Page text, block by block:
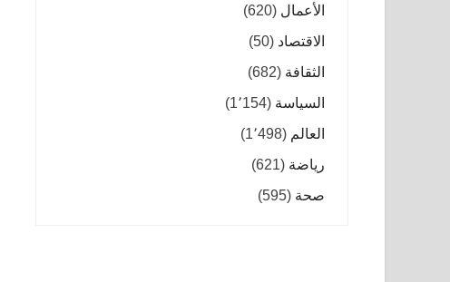
الأعمال (620)
الاقتصاد (50)
الثقافة (682)
السياسة (1٬154)
العالم (1٬498)
رياضة (621)
صحة (595)